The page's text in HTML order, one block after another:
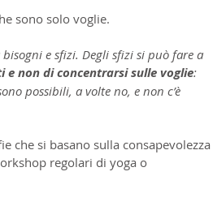
sono solo voglie.
e sfizi. Degli sfizi si può fare a
non di concentrarsi sulle voglie:
possibili, a volte no, e non c’è
che si basano sulla consapevolezza
regolari di yoga o